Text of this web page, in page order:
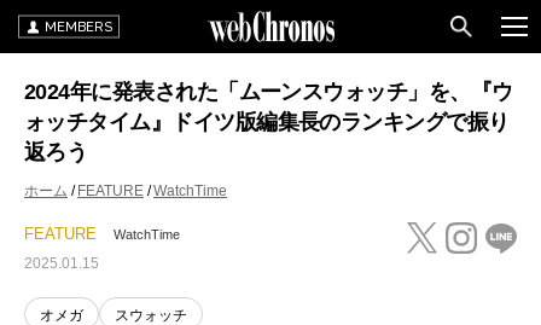
MEMBERS
2024年に発表された「ムーンスウォッチ」を、『ウ
ォッチタイム』ドイツ版編集長のランキングで振り
返ろう
ホーム FEATURE WatchTime
FEATURE WatchTime
2025.01.15
オメガ スウォッチ